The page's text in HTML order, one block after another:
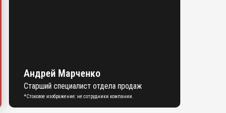
Андрей Марченко
Старший специалист отдела продаж
*Стоковое изображение: не сотрудники компании.